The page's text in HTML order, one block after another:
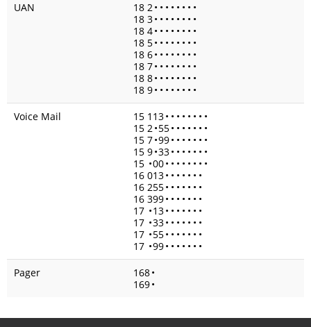
UAN
18 2• • • • • • • •
18 3• • • • • • • •
18 4• • • • • • • •
18 5• • • • • • • •
18 6• • • • • • • •
18 7• • • • • • • •
18 8• • • • • • • •
18 9• • • • • • • •
Voice Mail
15 113• • • • • • • •
15 2•55• • • • • • •
15 7•99• • • • • • •
15 9•33• • • • • • •
15 •00• • • • • • • •
16 013• • • • • • •
16 255• • • • • • •
16 399• • • • • • •
17 •13• • • • • • •
17 •33• • • • • • •
17 •55• • • • • • •
17 •99• • • • • • •
Pager
168•
169•